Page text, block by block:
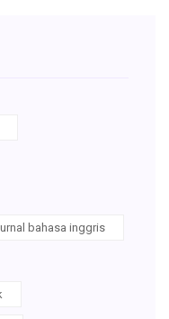
bahasa inggris